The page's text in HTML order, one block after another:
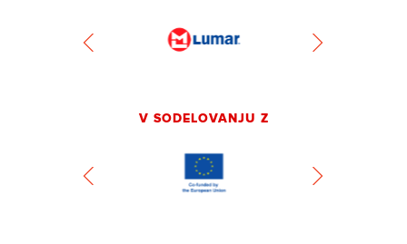
V SODELOVANJU Z